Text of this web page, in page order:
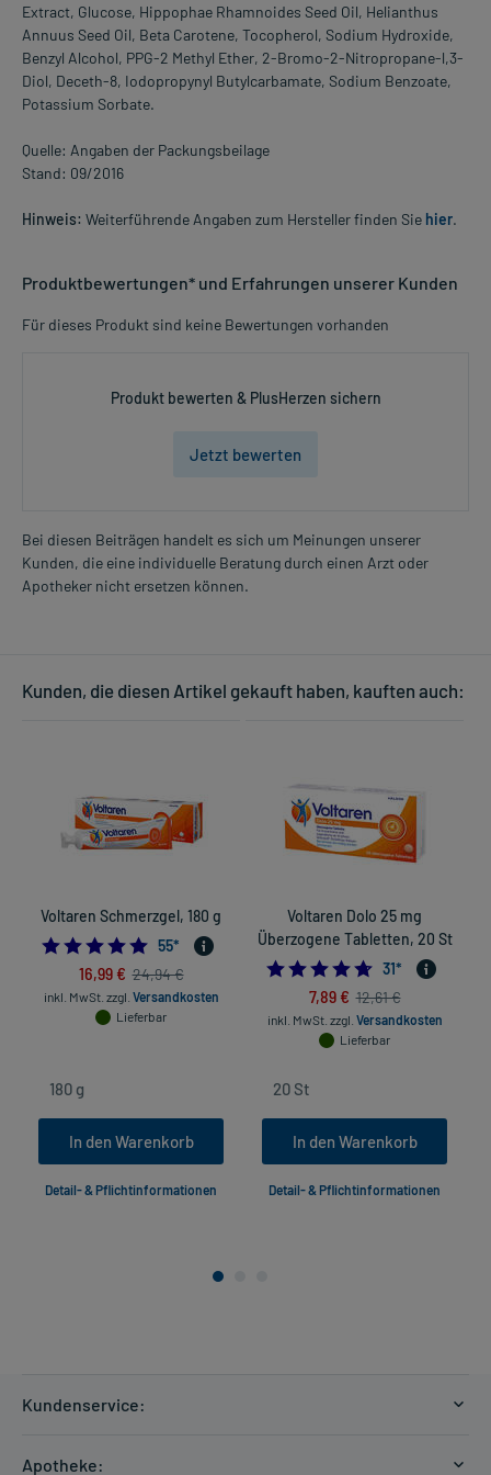
Extract, Glucose, Hippophae Rhamnoides Seed Oil, Helianthus
Annuus Seed Oil, Beta Carotene, Tocopherol, Sodium Hydroxide,
Benzyl Alcohol, PPG-2 Methyl Ether, 2-Bromo-2-Nitropropane-l,3-
Diol, Deceth-8, Iodopropynyl Butylcarbamate, Sodium Benzoate,
Potassium Sorbate.
Quelle: Angaben der Packungsbeilage
Stand: 09/2016
Hinweis: Weiterführende Angaben zum Hersteller finden Sie hier.
Produktbewertungen* und Erfahrungen unserer Kunden
Für dieses Produkt sind keine Bewertungen vorhanden
Produkt bewerten & PlusHerzen sichern
Jetzt bewerten
Bei diesen Beiträgen handelt es sich um Meinungen unserer
Kunden, die eine individuelle Beratung durch einen Arzt oder
Apotheker nicht ersetzen können.
Kunden, die diesen Artikel gekauft haben, kauften auch:
Voltaren Schmerzgel, 180 g
4.872727272727273
55*
16,99 € 24,94 €
inkl. MwSt. zzgl. Versandkosten
Lieferbar
In den Warenkorb
Detail- & Pflichtinformationen
Voltaren Dolo 25 mg
Überzogene Tabletten, 20 St
4.67741935483871
31*
7,89 € 12,61 €
inkl. MwSt. zzgl. Versandkosten
Lieferbar
In den Warenkorb
Detail- & Pflichtinformationen
Kundenservice:
Apotheke: